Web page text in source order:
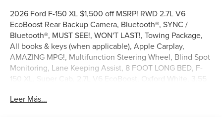
2026 Ford F-150 XL $1,500 off MSRP! RWD 2.7L V6
EcoBoost Rear Backup Camera, Bluetooth®, SYNC /
Bluetooth®, MUST SEE!, WON'T LAST!, Towing Package,
All books & keys (when applicable), Apple Carplay,
AMAZING MPG!, Multifunction Steering Wheel, Blind Spot
Monitoring, Lane Keeping Assist, 8 FOOT LONG BED, F-
150 XL, Super Cab, 2.7L V6 EcoBoost, Oxford White, 3.55
Air Conditioning, AM/FM radio: SiriusXM with 360L, Brake
Leer Más...